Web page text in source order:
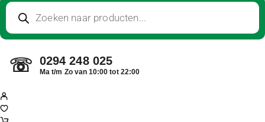
☏ 0294 248 025
Ma t/m Zo van 10:00 tot 22:00